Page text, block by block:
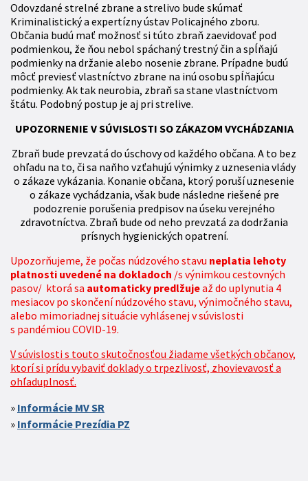
Odovzdané strelné zbrane a strelivo bude skúmať
Kriminalistický a expertízny ústav Policajného zboru.
Občania budú mať možnosť si túto zbraň zaevidovať pod
podmienkou, že ňou nebol spáchaný trestný čin a spĺňajú
podmienky na držanie alebo nosenie zbrane. Prípadne budú
môcť previesť vlastníctvo zbrane na inú osobu spĺňajúcu
podmienky. Ak tak neurobia, zbraň sa stane vlastníctvom
štátu. Podobný postup je aj pri strelive.
UPOZORNENIE V SÚVISLOSTI SO ZÁKAZOM VYCHÁDZANIA
Zbraň bude prevzatá do úschovy od každého občana. A to bez
ohľadu na to, či sa naňho vzťahujú výnimky z uznesenia vlády
o zákaze vykázania. Konanie občana, ktorý poruší uznesenie
o zákaze vychádzania, však bude následne riešené pre
podozrenie porušenia predpisov na úseku verejného
zdravotníctva. Zbraň bude od neho prevzatá za dodržania
prísnych hygienických opatrení.
Upozorňujeme, že počas núdzového stavu neplatia lehoty
platnosti uvedené na dokladoch /s výnimkou cestovných
pasov/ ktorá sa automaticky predlžujeaž do uplynutia 4
mesiacov po skončení núdzového stavu, výnimočného stavu,
alebo mimoriadnej situácie vyhlásenej v súvislosti
s pandémiou COVID-19.
V súvislosti s touto skutočnosťou žiadame všetkých občanov,
ktorí si prídu vybaviť doklady o trpezlivosť, zhovievavosť a
ohľaduplnosť.
Informácie MV SR
Informácie Prezídia PZ